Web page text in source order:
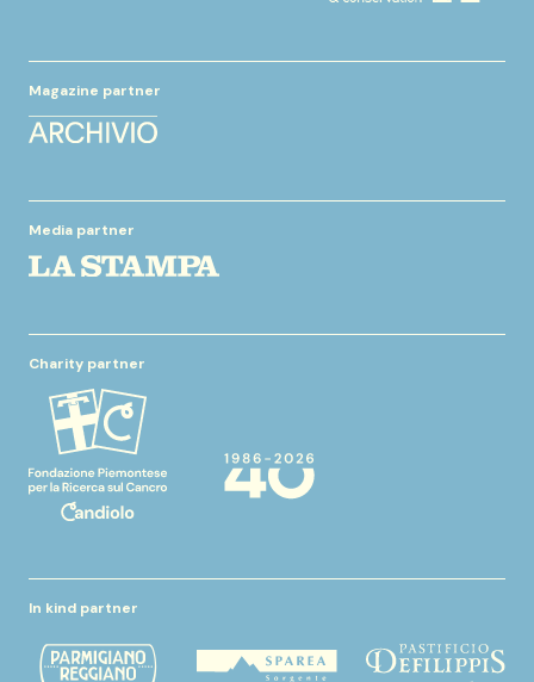
Magazine partner
Media partner
Charity partner
In kind partner